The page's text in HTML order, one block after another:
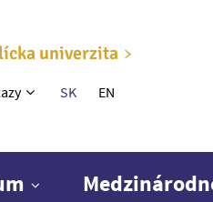
univerzita
SK EN